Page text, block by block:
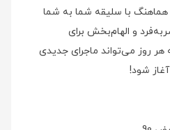
هماهنگ با سلیقه شما به شما
و الهام‌بخش برای
هر روز می‌تواند ماجرای جدیدی